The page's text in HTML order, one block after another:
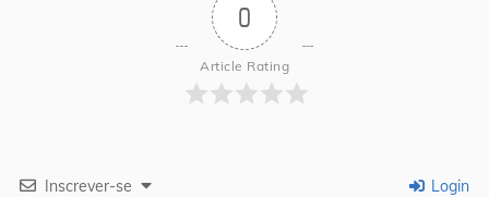
0
Article Rating
Inscrever-se Login